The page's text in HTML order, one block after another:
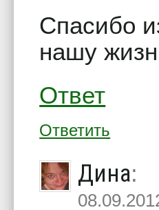
Спасибо
нашу
Ответ
Ответить
Дина: